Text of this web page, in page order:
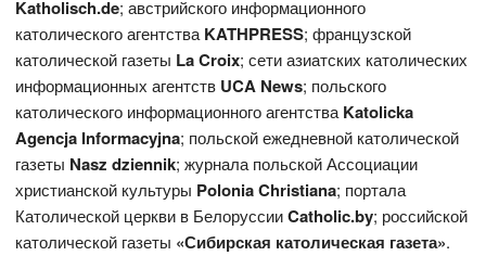
Katholisch.de; австрийского информационного
католического агентстваKATHPRESS; французской
католической газеты LaCroix; сети азиатских католических
информационных агентств UCA News; польского
католического информационного агентстваKatolicka
Agencja Informacyjna; польской ежедневной католической
газеты Nasz dziennik; журнала польской Ассоциации
христианской культуры Polonia Christiana; портала
Католической церкви в БелоруссииCatholic.by; российской
католической газеты «Сибирская католическая газета».